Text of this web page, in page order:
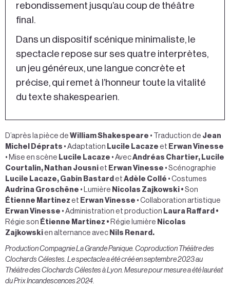
rebondissement jusqu’au coup de théâtre
final.
Dans un dispositif scénique minimaliste, le
spectacle repose sur ses quatre interprètes,
un jeu généreux, une langue concrète et
précise, qui remet à l’honneur toute la vitalité
du texte shakespearien.
D’après la pièce de William Shakespeare • Traduction de Jean
Michel Déprats • Adaptation Lucile Lacaze et Erwan Vinesse
• Mise en scène Lucile Lacaze • AvecAndréas Chartier, Lucile
Courtalin, Nathan Jousniet Erwan Vinesse • Scénographie
Lucile Lacaze, Gabin Bastard et Adèle Collé • Costumes
Audrina Groschêne • Lumière Nicolas Zajkowski • Son
Étienne Martinez et Erwan Vinesse • Collaboration artistique
Erwan Vinesse • Administration et production Laura Raffard •
Régie son Étienne Martinez • Régie lumière Nicolas
Zajkowskien alternance avec Nils Renard.
Production Compagnie La Grande Panique. Coproduction Théâtre des
Clochards Célestes. Le spectacle a été créé en septembre 2023 au
Théâtre des Clochards Célestes à Lyon. Mesure pour mesure a été lauréat
du Prix Incandescences 2024.